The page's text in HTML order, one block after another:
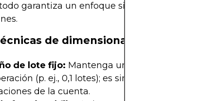
garantiza un enfoque sistemático para
de dimensionamiento de
de lote fijo: Mantenga un tamaño de lote
(p. ej., 0,1 lotes); es simple, pero ignora las
de la cuenta.